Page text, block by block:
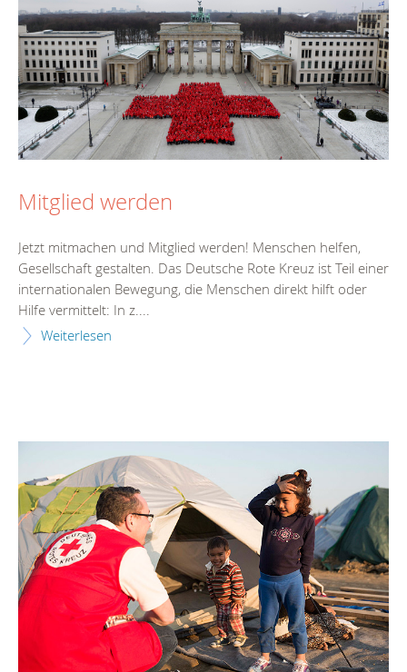
Mitglied werden
Jetzt mitmachen und Mitglied werden! Menschen helfen,
Gesellschaft gestalten. Das Deutsche Rote Kreuz ist Teil einer
internationalen Bewegung, die Menschen direkt hilft oder
Hilfe vermittelt: In z....
Weiterlesen